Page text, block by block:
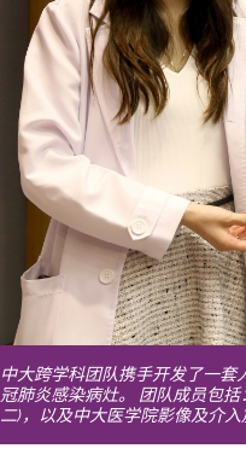
中大跨学科团队携手开发了一套
冠肺炎感染病灶。 团队成员包
二)，以及中大医学院影像及介